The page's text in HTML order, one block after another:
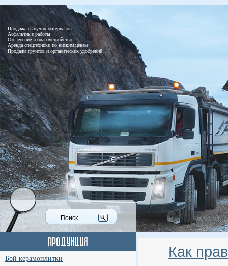
Продажа сыпучих материалов
Асфальтные работы
Озеленение и благоустройство
Аренда спецтехники по низким ценам
Продажа грунтов и органических удобрений
Бой керамоплитки
Как